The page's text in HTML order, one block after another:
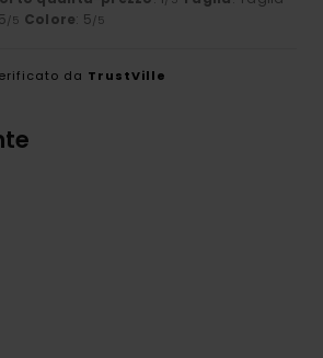
/5 Colore: 5/5
da TrustVille